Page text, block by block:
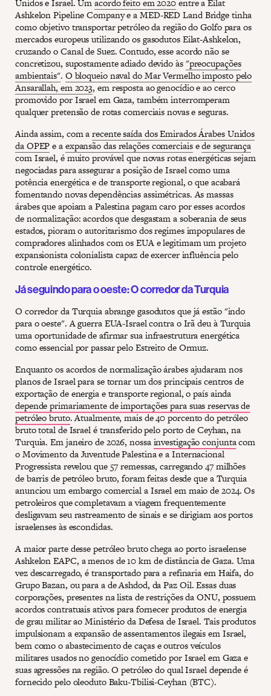
Ashkelon Pipeline Company e a MED-RED Land Bridge tinha
como objetivo transportar petróleo da região do Golfo para os
mercados europeus utilizando os gasodutos Eilat-Ashkelon,
cruzando o Canal de Suez. Contudo, esse acordo não se
concretizou, supostamente adiado devido às"preocupações
ambientais". O bloqueio naval do Mar Vermelho imposto pelo
Ansarallah, em 2023, em resposta ao genocídio e ao cerco
promovido por Israel em Gaza, também interromperam
qualquer pretensão de rotas comerciais novas e seguras.
Ainda assim, com arecente saída dos Emirados Árabes Unidos
da OPEPe aexpansão das relações comerciaisede segurança
com Israel, é muito provável que novas rotas energéticas sejam
negociadas para assegurar a posição de Israel como uma
potência energética e de transporte regional, o que acabará
fomentando novas dependências assimétricas. As massas
árabes que apoiam a Palestina pagam caro por esses acordos
de normalização: acordos que desgastam a soberania de seus
estados, pioram o autoritarismo dos regimes impopulares de
compradores alinhados com os EUA e legitimam um projeto
expansionista colonialista capaz de exercer influência pelo
controle energético.
Já seguindo para o oeste: O corredor da Turquia
O corredor da Turquia abrange gasodutos que já estão "indo
para o oeste". A guerra EUA-Israel contra o Irã deu à Turquia
uma oportunidade de afirmar sua infraestrutura energética
como essencial por passar pelo Estreito de Ormuz.
Enquanto os acordos de normalização árabes ajudaram nos
planos de Israel para se tornar um dos principais centros de
exportação de energia e transporte regional, o país ainda
depende primariamente de importações para suas reservas de
petróleo bruto. Atualmente, mais de 40 porcento do petróleo
bruto total de Israel é transferido pelo porto de Ceyhan, na
Turquia. Em janeiro de 2026, nossainvestigação conjuntacom
o Movimento da Juventude Palestina e a Internacional
Progressista revelou que 57 remessas, carregando 47 milhões
de barris de petróleo bruto, foram feitas desde que a Turquia
anunciou um embargo comercial a Israel em maio de 2024. Os
petroleiros que completavam a viagem frequentemente
desligavam seu rastreamento de sinais e se dirigiam aos portos
israelenses às escondidas.
A maior parte desse petróleo bruto chega ao porto israelense
Ashkelon EAPC, a menos de 10 km de distância de Gaza. Uma
vez descarregado, é transportado para a refinaria em Haifa, do
Grupo Bazan, ou para a de Ashdod, da Paz Oil. Essas duas
corporações, presentes na lista de restrições da ONU, possuem
acordos contratuais ativos para fornecer produtos de energia
de grau militar ao Ministério da Defesa de Israel. Tais produtos
impulsionam a expansão de assentamentos ilegais em Israel,
bem como o abastecimento de caças e outros veículos
militares usados no genocídio cometido por Israel em Gaza e
suas agressões na região. O petróleo do qual Israel depende é
fornecido pelo oleoduto Baku-Tbilisi-Ceyhan (BTC).